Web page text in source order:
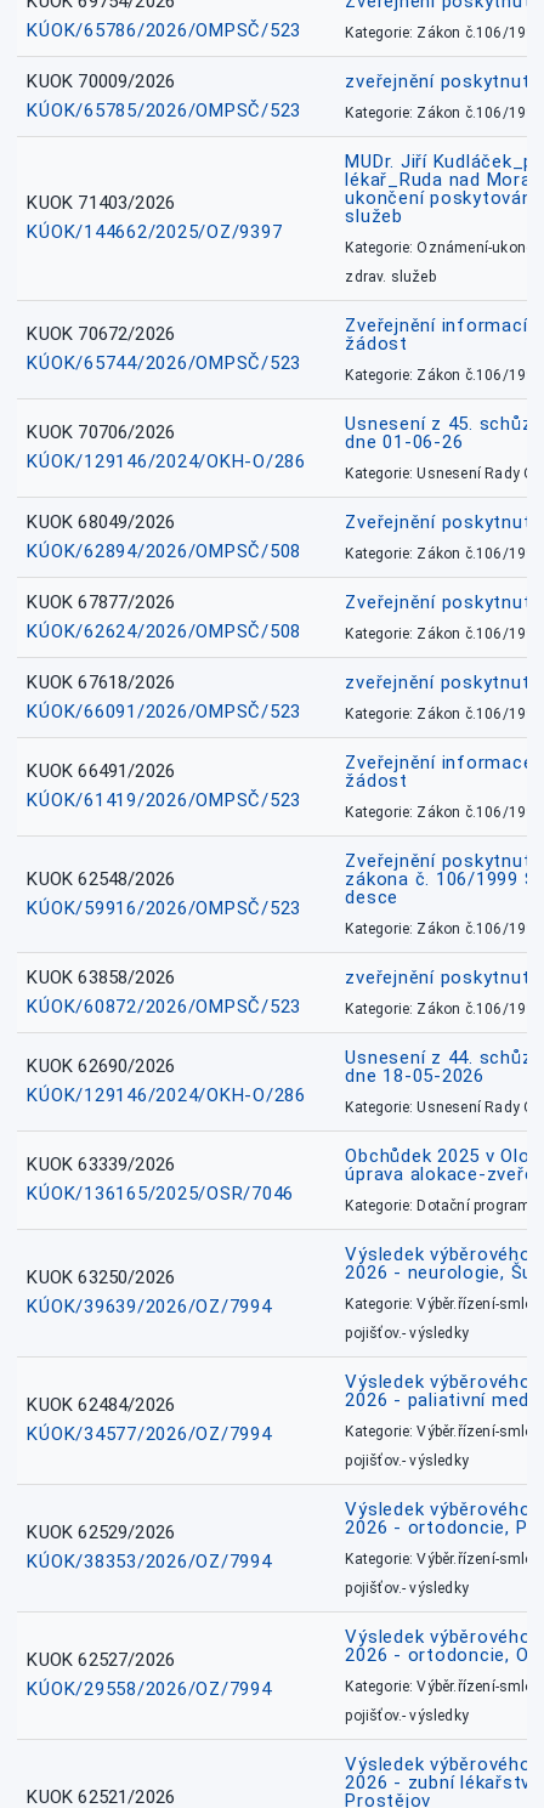
KÚOK/65786/2026/OMPSČ/523
Kategorie: Zákon č.106/1999
KUOK 70009/2026
KÚOK/65785/2026/OMPSČ/523
zveřejnění
Kategorie: Zákon č.106/1999
KUOK 71403/2026
KÚOK/144662/2025/OZ/9397
MUDr. Jiří
lékař_Ruda nad
ukončení
služeb
Kategorie: Oznámení-
zdrav. služeb
KUOK 70672/2026
KÚOK/65744/2026/OMPSČ/523
Zveřejnění informací
žádost
Kategorie: Zákon č.106/1999
KUOK 70706/2026
KÚOK/129146/2024/OKH-O/286
Usnesení z 45.
dne 01-06-26
Kategorie: Usnesení Rady
KUOK 68049/2026
KÚOK/62894/2026/OMPSČ/508
Zveřejnění
Kategorie: Zákon č.106/1999
KUOK 67877/2026
KÚOK/62624/2026/OMPSČ/508
Zveřejnění
Kategorie: Zákon č.106/1999
KUOK 67618/2026
KÚOK/66091/2026/OMPSČ/523
zveřejnění
Kategorie: Zákon č.106/1999
KUOK 66491/2026
KÚOK/61419/2026/OMPSČ/523
Zveřejnění informace
žádost
Kategorie: Zákon č.106/1999
KUOK 62548/2026
KÚOK/59916/2026/OMPSČ/523
Zveřejnění
zákona č. 106/1999
desce
Kategorie: Zákon č.106/1999
KUOK 63858/2026
KÚOK/60872/2026/OMPSČ/523
zveřejnění
Kategorie: Zákon č.106/1999
KUOK 62690/2026
KÚOK/129146/2024/OKH-O/286
Usnesení z 44.
dne 18-05-2026
Kategorie: Usnesení Rady
KUOK 63339/2026
KÚOK/136165/2025/OSR/7046
Obchůdek 2025 v
úprava alokace-
Kategorie: Dotační
KUOK 63250/2026
KÚOK/39639/2026/OZ/7994
Výsledek výběrového
2026 - neurologie,
Kategorie: Výběr.řízení-
pojišťov.- výsledky
KUOK 62484/2026
KÚOK/34577/2026/OZ/7994
Výsledek výběrového
2026 - paliativní
Kategorie: Výběr.řízení-
pojišťov.- výsledky
KUOK 62529/2026
KÚOK/38353/2026/OZ/7994
Výsledek výběrového
2026 - ortodoncie,
Kategorie: Výběr.řízení-
pojišťov.- výsledky
KUOK 62527/2026
KÚOK/29558/2026/OZ/7994
Výsledek výběrového
2026 - ortodoncie,
Kategorie: Výběr.řízení-
pojišťov.- výsledky
KUOK 62521/2026
Výsledek výběrového
2026 - zubní
Prostějov